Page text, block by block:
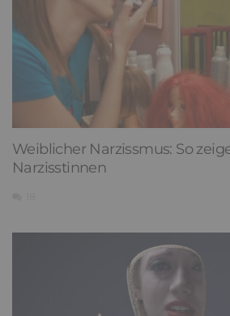
Weiblicher Narzissmus: So
Narzisstinnen